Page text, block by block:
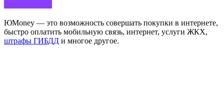
ЮMoney — это возможность совершать покупки в интернете,
быстро оплатить мобильную связь, интернет, услуги ЖКХ,
штрафы ГИБДД и многое другое.